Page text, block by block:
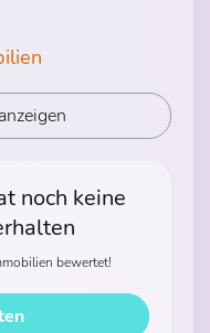
noch keine
bewertet!